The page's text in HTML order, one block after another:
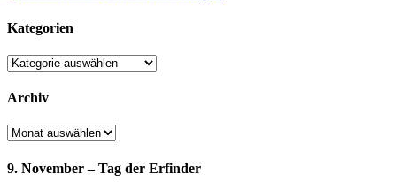
Kategorien
Kategorien
Archiv
Archiv
9. November – Tag der Erfinder